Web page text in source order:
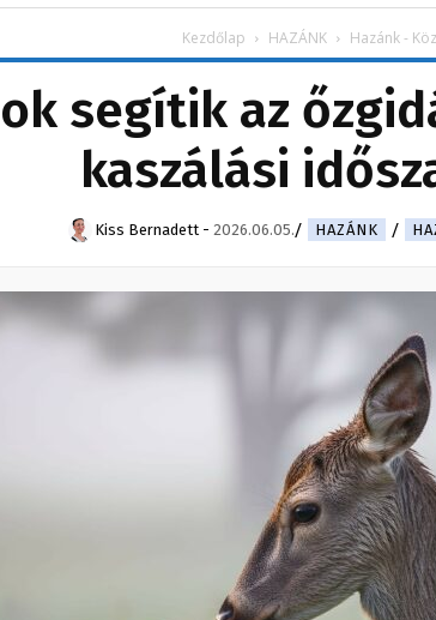
Kezdőlap HAZÁNK Hazánk -
segítik az
kaszálási
Kiss Bernadett - 2026.06.05. HAZÁNK